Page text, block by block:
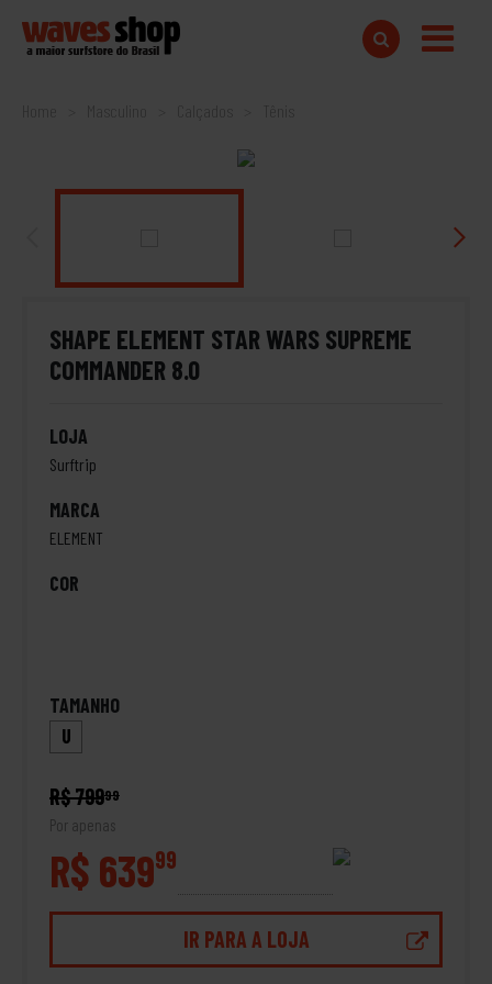
Home
SHAPE ELEMENT STAR WARS SUPREME
COMMANDER 8.0
LOJA
Surftrip
MARCA
ELEMENT
COR
TAMANHO
U
R$ 79999
Por apenas
R$ 63999
IR PARA A LOJA